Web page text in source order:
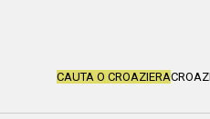
CAUTA O CROAZIERA